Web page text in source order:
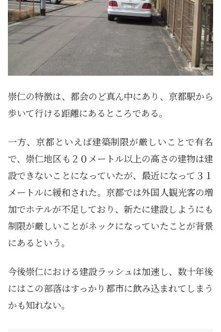
崇仁の特徴は、都会のど真ん中にあり、京都駅から
歩いて行ける距離にあるところである。
一方、京都といえば建築制限が厳しいことで有名
で、崇仁地区も２０メートル以上の高さの建物は建
設できないことになっていたが、最近になって３１
メートルに緩和された。京都では外国人観光客の増
加でホテルが不足しており、新たに建設しようにも
制限が厳しいことがネックになっていたことが背景
にあるという。
今後崇仁における建設ラッシュは加速し、数十年後
にはこの部落はすっかり都市に飲み込まれてしまう
かも知れない。